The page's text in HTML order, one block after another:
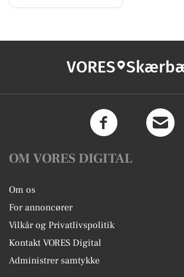
VORES
OM VORES DIGITAL
Om os
For annoncører
Vilkår og Privatlivspolitik
Kontakt VORES Digital
Administrer samtykke